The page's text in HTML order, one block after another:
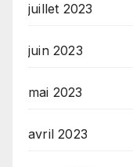
juillet 2023
juin 2023
mai 2023
avril 2023